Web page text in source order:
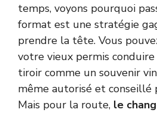
temps, voyons pourquoi
format est une stratégie
prendre la tête. Vous
votre vieux permis conduire
tiroir comme un souvenir
même autorisé et conseillé
Mais pour la route, le